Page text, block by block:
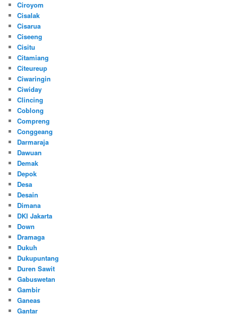
Ciroyom
Cisalak
Cisarua
Ciseeng
Cisitu
Citamiang
Citeureup
Ciwaringin
Ciwiday
Clincing
Coblong
Compreng
Conggeang
Darmaraja
Dawuan
Demak
Depok
Desa
Desain
Dimana
DKI Jakarta
Down
Dramaga
Dukuh
Dukupuntang
Duren Sawit
Gabuswetan
Gambir
Ganeas
Gantar